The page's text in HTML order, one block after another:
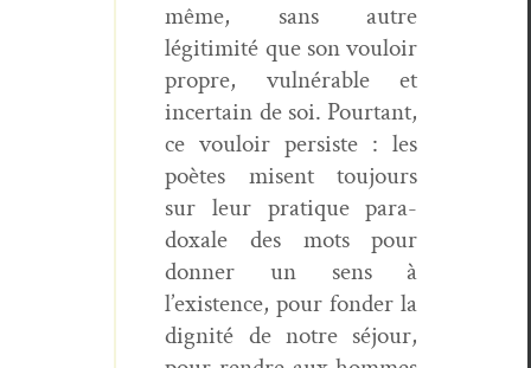
même, sans autre
légitim­ité que son vouloir
pro­pre, vul­nérable et
incer­tain de soi. Pour­tant,
ce vouloir per­siste : les
poètes mis­ent tou­jours
sur leur pra­tique para­
doxale des mots pour
don­ner un sens à
l’existence, pour fonder la
dig­nité de notre séjour,